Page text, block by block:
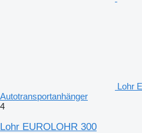
Lohr
Autotransportanhänger
4
Lohr EUROLOHR 300